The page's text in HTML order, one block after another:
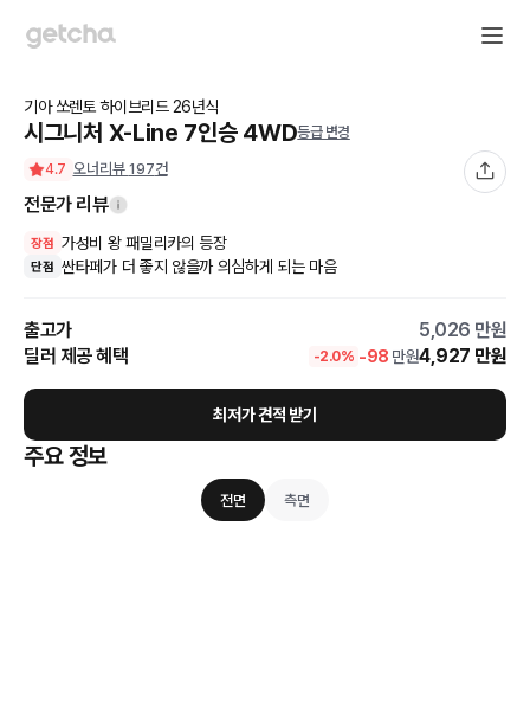
기아 쏘렌토 하이브리드 26년식
시그니처 X-Line 7인승 4WD등급 변경
4.7 오너리뷰 197건
전문가 리뷰
장점 가성비 왕 패밀리카의 등장
단점 싼타페가 더 좋지 않을까 의심하게 되는 마음
출고가 5,026 만원
딜러 제공 혜택
-2.0% -98 만원4,927 만원
최저가 견적 받기
주요 정보
전면 측면